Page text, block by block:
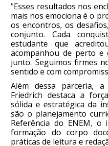
"Esses resultados nos
mais nos emociona é o
os encontros, os
conjunto. Cada
estudante que
acompanhou de perto e
junto. Seguimos firmes
sentido e com
Além dessa parceria,
Friedrich destaca a
sólida e estratégica da
são o planejamento
Referência do ENEM, o
formação do corpo
práticas de leitura e